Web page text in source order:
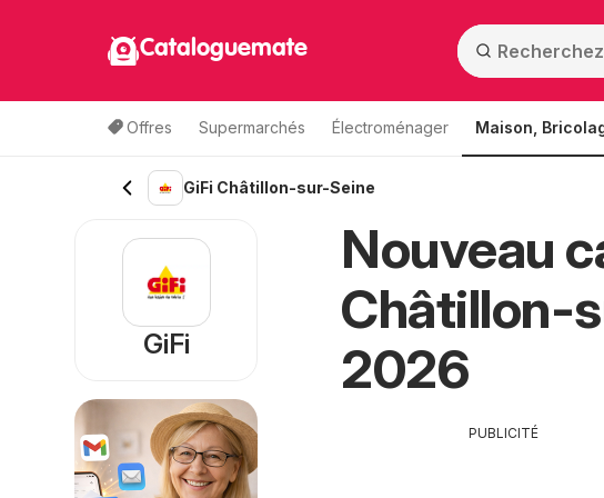
Cataloguemate
Offres Supermarchés Électroménager Maison,
GiFi Châtillon-sur-Seine
Nouveau
Châtillon-
2026
PUBLICITÉ
GiFi